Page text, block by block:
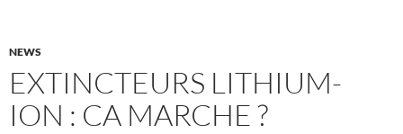
NEWS
EXTINCTEURS LITHIUM-
ION : CA MARCHE ?